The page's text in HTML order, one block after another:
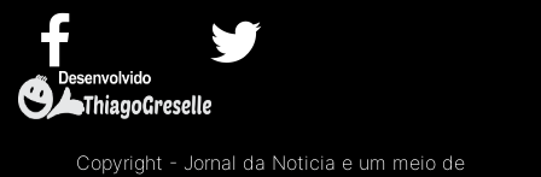
Copyright - Jornal da Noticia e um meio de